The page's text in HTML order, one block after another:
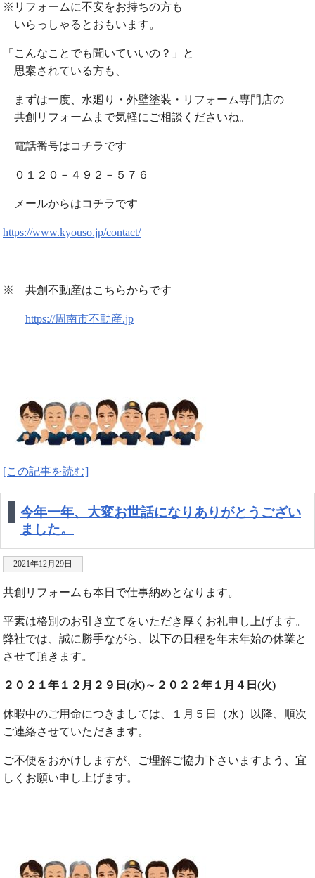
※リフォームに不安をお持ちの方も
いらっしゃるとおもいます。
「こんなことでも聞いていいの？」と
思案されている方も、
まずは一度、水廻り・外壁塗装・リフォーム専門店の
共創リフォームまで気軽にご相談くださいね。
電話番号はコチラです
０１２０－４９２－５７６
メールからはコチラです
https://www.kyouso.jp/contact/
※ 共創不動産はこちらからです
https://周南市不動産.jp
[この記事を読む]
今年一年、大変お世話になりありがとうござい
ました。
2021年12月29日
共創リフォームも本日で仕事納めとなります。
平素は格別のお引き立てをいただき厚くお礼申し上げます。
弊社では、誠に勝手ながら、以下の日程を年末年始の休業と
させて頂きます。
２０２１年１２月２９日(水)～２０２２年１月４日(火)
休暇中のご用命につきましては、１月５日（水）以降、順次
ご連絡させていただきます。
ご不便をおかけしますが、ご理解ご協力下さいますよう、宜
しくお願い申し上げます。